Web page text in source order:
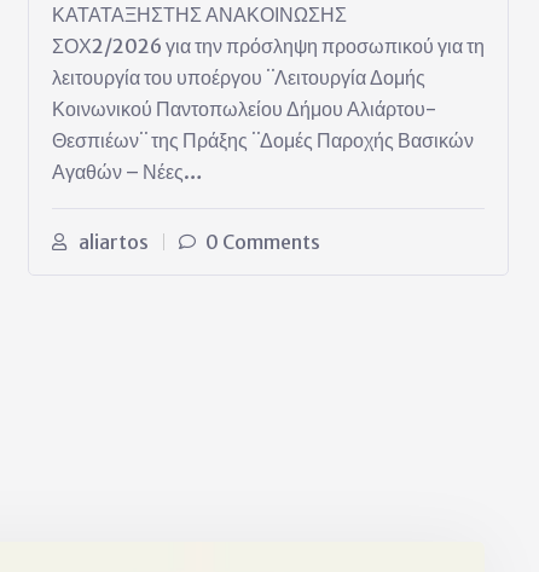
ΚΑΤΑΤΑΞΗΣΤΗΣ ΑΝΑΚΟΙΝΩΣΗΣ
ΣΟΧ2/2026 για την πρόσληψη προσωπικού για τη
λειτουργία του υποέργου ¨Λειτουργία Δομής
Κοινωνικού Παντοπωλείου Δήμου Αλιάρτου-
Θεσπιέων¨ της Πράξης ¨Δομές Παροχής Βασικών
Αγαθών – Νέες…
aliartos 0 Comments